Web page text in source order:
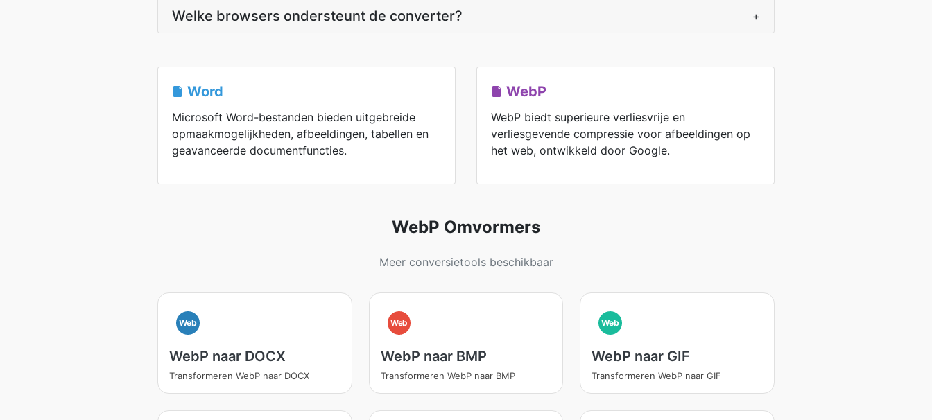
Welke browsers ondersteunt de converter? +
Word
Microsoft Word-bestanden bieden uitgebreide
opmaakmogelijkheden, afbeeldingen, tabellen en
geavanceerde documentfuncties.
WebP
WebP biedt superieure verliesvrije en
verliesgevende compressie voor afbeeldingen op
het web, ontwikkeld door Google.
WebP Omvormers
Meer conversietools beschikbaar
Web
WebP naar DOCX
Transformeren WebP naar DOCX
Web
WebP naar BMP
Transformeren WebP naar BMP
Web
WebP naar GIF
Transformeren WebP naar GIF